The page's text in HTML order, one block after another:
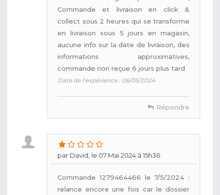
Commande et livraison en click &
collect sous 2 heures qui se transforme
en livraison sous 5 jours en magasin,
aucune info sur la date de livraison, des
informations approximatives,
commande non reçue 6 jours plus tard
Date de l'expérience : 06/05/2024
Répondre
par David, le 07 Mai 2024 à 15h36
Commande 1279464466 le 7/5/2024 :
relance encore une fois car le dossier